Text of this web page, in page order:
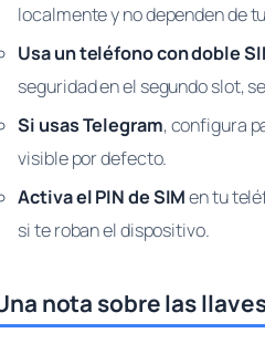
localmente y no dependen de
Usa un teléfono con doble
seguridad en el segundo slot,
Si usas Telegram, configura
visible por defecto.
Activa el PIN de SIMen tu
si te roban el dispositivo.
nota sobre las